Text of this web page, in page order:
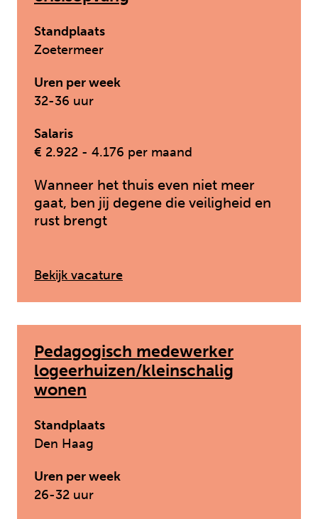
Standplaats
Zoetermeer
Uren per week
32-36 uur
Salaris
€ 2.922 - 4.176 per maand
Wanneer het thuis even niet meer
gaat, ben jij degene die veiligheid en
rust brengt
Bekijk vacature: Pedagogisch medewerker
Pedagogisch medewerker
logeerhuizen/kleinschalig
wonen
Standplaats
Den Haag
Uren per week
26-32 uur